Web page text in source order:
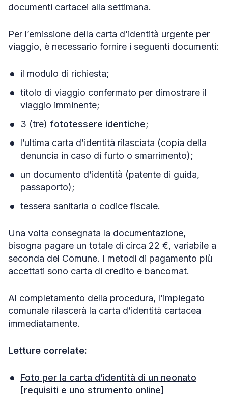
documenti cartacei alla settimana.
Per l’emissione della carta d’identità urgente per
viaggio, è necessario fornire i seguenti documenti:
il modulo di richiesta;
titolo di viaggio confermato per dimostrare il
viaggio imminente;
3 (tre) fototessere identiche;
l’ultima carta d’identità rilasciata (copia della
denuncia in caso di furto o smarrimento);
un documento d’identità (patente di guida,
passaporto);
tessera sanitaria o codice fiscale.
Una volta consegnata la documentazione,
bisogna pagare un totale di circa 22 €, variabile a
seconda del Comune. I metodi di pagamento più
accettati sono carta di credito e bancomat.
Al completamento della procedura, l’impiegato
comunale rilascerà la carta d’identità cartacea
immediatamente.
Letture correlate:
Foto per la carta d’identità di un neonato
[requisiti e uno strumento online]